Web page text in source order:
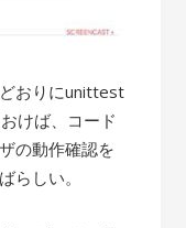
おりにunittest
けば、コード
の動作確認を
らしい。